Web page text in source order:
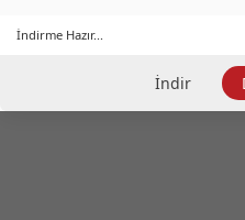
İndirme Hazır...
İndir